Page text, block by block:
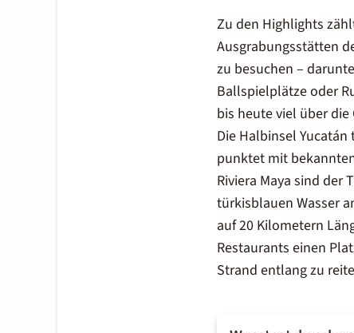
Zu den Highlights
Ausgrabungsstätten
zu besuchen –
Ballspielplätze oder
bis heute viel über die
Die Halbinsel
punktet mit
Riviera Maya sind der
türkisblauen Wasser
auf 20 Kilometern
Restaurants einen
Strand entlang zu